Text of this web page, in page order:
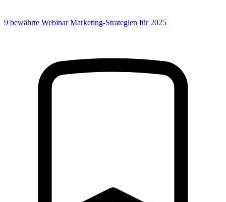
9 bewährte Webinar Marketing-Strategien für 2025